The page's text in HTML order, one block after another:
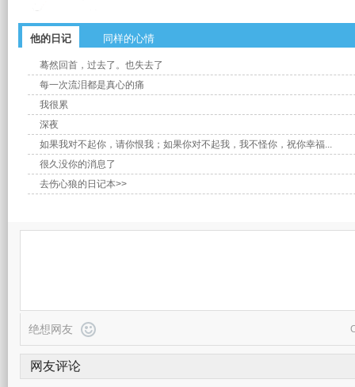
他的日记 同样的心情
蓦然回首，过去了。也失去了
每一次流泪都是真心的痛
我很累
深夜
如果我对不起你，请你恨我；如果你对不起我，我不怪你，祝你幸福...
很久没你的消息了
去伤心狼的日记本>>